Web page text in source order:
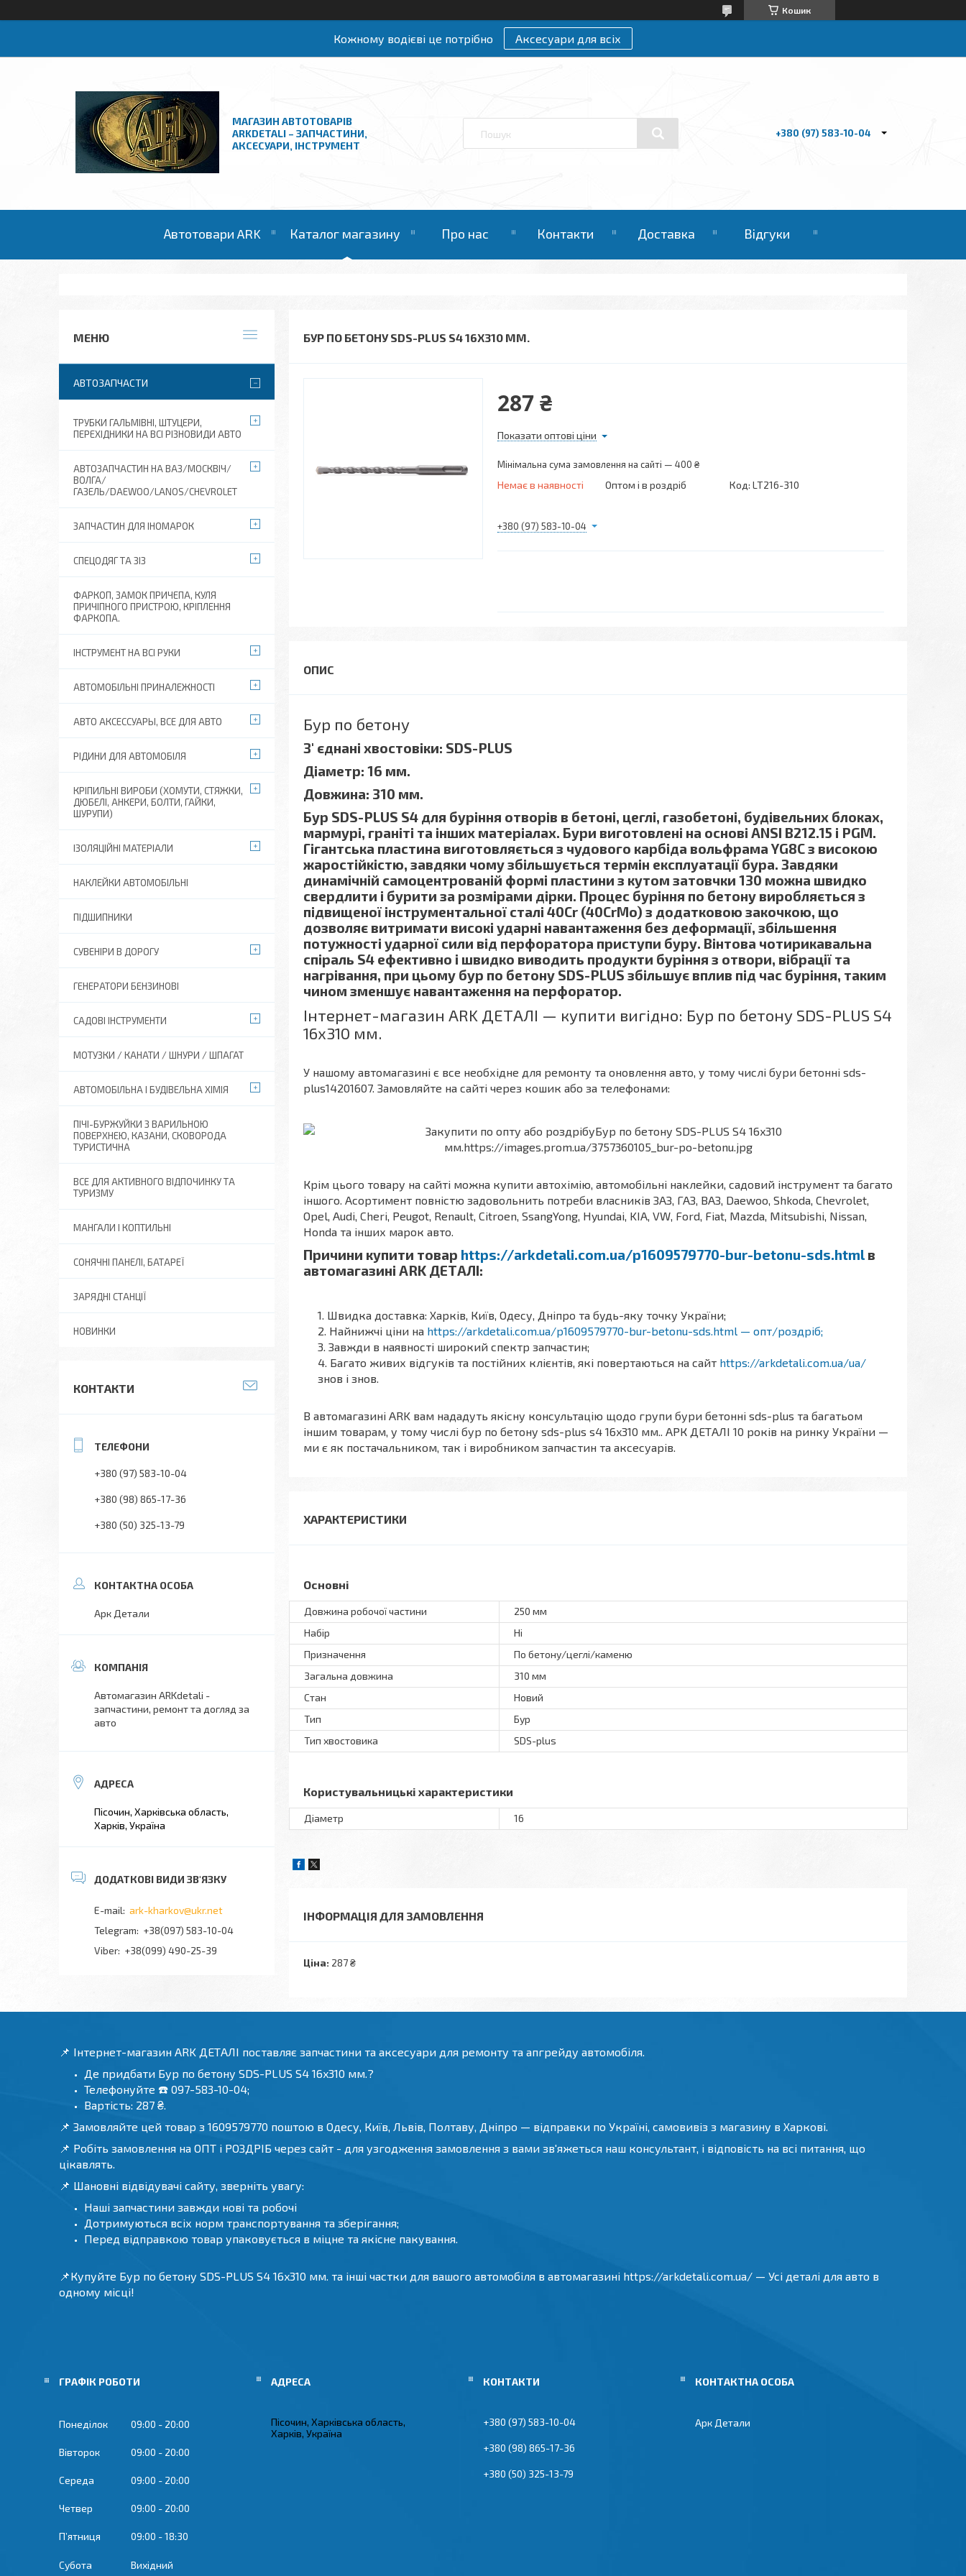
Кошик
Кожному водієві це потрібно Аксесуари для всіх
МАГАЗИН АВТОТОВАРІВ
ARKDETALI – ЗАПЧАСТИНИ,
АКСЕСУАРИ, ІНСТРУМЕНТ
+380 (97) 583-10-04
Автотовари ARK Каталог магазину Про нас Контакти Доставка Відгуки
БУР ПО БЕТОНУ SDS-PLUS S4 16X310 ММ.
287 ₴
Показати оптові ціни
Мінімальна сума замовлення на сайті — 400 ₴
Немає в наявності Оптом і в роздріб Код: LT216-310
+380 (97) 583-10-04
Бур по бетону
З' єднані хвостовіки: SDS-PLUS
Діаметр: 16 мм.
Довжина: 310 мм.
Бур SDS-PLUS S4 для буріння отворів в бетоні, цеглі, газобетоні, будівельних блоках,
мармурі, граніті та інших матеріалах. Бури виготовлені на основі ANSI B212.15 і PGM.
Гігантська пластина виготовляється з чудового карбіда вольфрама YG8C з високою
жаростійкістю, завдяки чому збільшується термін експлуатації бура. Завдяки
динамічній самоцентрованій формі пластини з кутом затовчки 130 можна швидко
свердлити і бурити за розмірами дірки. Процес буріння по бетону виробляється з
підвищеної інструментальної сталі 40Cr (40CrMo) з додатковою закочкою, що
дозволяє витримати високі ударні навантаження без деформації, збільшення
потужності ударної сили від перфоратора приступи буру. Вінтова чотирикавальна
спіраль S4 ефективно і швидко виводить продукти буріння з отвори, вібрації та
нагрівання, при цьому бур по бетону SDS-PLUS збільшує вплив під час буріння, таким
чином зменшує навантаження на перфоратор.
Інтернет-магазин ARK ДЕТАЛІ — купити вигідно: Бур по бетону SDS-PLUS S4
16x310 мм.
У нашому автомагазині є все необхідне для ремонту та оновлення авто, у тому числі бури бетонні sds-
plus14201607. Замовляйте на сайті через кошик або за телефонами:
Крім цього товару на сайті можна купити автохімію, автомобільні наклейки, садовий інструмент та багато
іншого. Асортимент повністю задовольнить потреби власників ЗАЗ, ГАЗ, ВАЗ, Daewoo, Shkoda, Chevrolet,
Opel, Audi, Cheri, Peugot, Renault, Citroen, SsangYong, Hyundai, KIA, VW, Ford, Fiat, Mazda, Mitsubishi, Nissan,
Honda та інших марок авто.
Причини купити товар https://arkdetali.com.ua/p1609579770-bur-betonu-sds.htmlв
автомагазині ARK ДЕТАЛІ:
Швидка доставка: Харків, Київ, Одесу, Дніпро та будь-яку точку України;
Найнижчі ціни на https://arkdetali.com.ua/p1609579770-bur-betonu-sds.html — опт/роздріб;
Завжди в наявності широкий спектр запчастин;
Багато живих відгуків та постійних клієнтів, які повертаються на сайт https://arkdetali.com.ua/ua/
знов і знов.
В автомагазині ARK вам нададуть якісну консультацію щодо групи бури бетонні sds-plus та багатьом
іншим товарам, у тому числі бур по бетону sds-plus s4 16x310 мм.. АРК ДЕТАЛІ 10 років на ринку України —
ми є як постачальником, так і виробником запчастин та аксесуарів.
ХАРАКТЕРИСТИКИ
Основні
Довжина робочої частини
250 мм
Набір
Ні
Призначення
По бетону/цеглі/каменю
Загальна довжина
310 мм
Стан
Новий
Тип
Бур
Тип хвостовика
SDS-plus
Користувальницькі характеристики
Діаметр 16
ІНФОРМАЦІЯ ДЛЯ ЗАМОВЛЕННЯ
Ціна: 287 ₴
АВТОЗАПЧАСТИ
ТРУБКИ ГАЛЬМІВНІ, ШТУЦЕРИ,
ПЕРЕХІДНИКИ НА ВСІ РІЗНОВИДИ АВТО
АВТОЗАПЧАСТИН НА ВАЗ/МОСКВІЧ/
ВОЛГА/
ГАЗЕЛЬ/DAEWOO/LANOS/CHEVROLET
ЗАПЧАСТИН ДЛЯ ІНОМАРОК
СПЕЦОДЯГ ТА ЗІЗ
ФАРКОП, ЗАМОК ПРИЧЕПА, КУЛЯ
ПРИЧІПНОГО ПРИСТРОЮ, КРІПЛЕННЯ
ФАРКОПА.
ІНСТРУМЕНТ НА ВСІ РУКИ
АВТОМОБІЛЬНІ ПРИНАЛЕЖНОСТІ
АВТО АКСЕССУАРЫ, ВСЕ ДЛЯ АВТО
РІДИНИ ДЛЯ АВТОМОБІЛЯ
КРІПИЛЬНІ ВИРОБИ (ХОМУТИ, СТЯЖКИ,
ДЮБЕЛІ, АНКЕРИ, БОЛТИ, ГАЙКИ,
ШУРУПИ)
ІЗОЛЯЦІЙНІ МАТЕРІАЛИ
НАКЛЕЙКИ АВТОМОБІЛЬНІ
ПІДШИПНИКИ
СУВЕНІРИ В ДОРОГУ
ГЕНЕРАТОРИ БЕНЗИНОВІ
САДОВІ ІНСТРУМЕНТИ
МОТУЗКИ / КАНАТИ / ШНУРИ / ШПАГАТ
АВТОМОБІЛЬНА І БУДІВЕЛЬНА ХІМІЯ
ПІЧІ-БУРЖУЙКИ З ВАРИЛЬНОЮ
ПОВЕРХНЕЮ, КАЗАНИ, СКОВОРОДА
ТУРИСТИЧНА
ВСЕ ДЛЯ АКТИВНОГО ВІДПОЧИНКУ ТА
ТУРИЗМУ
МАНГАЛИ І КОПТИЛЬНІ
СОНЯЧНІ ПАНЕЛІ, БАТАРЕЇ
ЗАРЯДНІ СТАНЦІЇ
НОВИНКИ
КОНТАКТИ
+380 (97) 583-10-04
+380 (98) 865-17-36
+380 (50) 325-13-79
Арк Детали
Автомагазин ARKdetali -
запчастини, ремонт та догляд за
авто
Пісочин, Харківська область,
Харків, Україна
ark-kharkov@ukr.net
+38(097) 583-10-04
+38(099) 490-25-39
📌 Інтернет-магазин ARK ДЕТАЛІ поставляє запчастини та аксесуари для ремонту та апгрейду автомобіля.
Де придбати Бур по бетону SDS-PLUS S4 16x310 мм.?
Телефонуйте ☎️ 097-583-10-04;
Вартість: 287 ₴.
📌 Замовляйте цей товар з 1609579770 поштою в Одесу, Київ, Львів, Полтаву, Дніпро — відправки по Україні, самовивіз з магазину в Харкові.
📌 Робіть замовлення на ОПТ і РОЗДРІБ через сайт - для узгодження замовлення з вами зв'яжеться наш консультант, і відповість на всі питання, що
цікавлять.
📌 Шановні відвідувачі сайту, зверніть увагу:
Наші запчастини завжди нові та робочі
Дотримуються всіх норм транспортування та зберігання;
Перед відправкою товар упаковується в міцне та якісне пакування.
📌Купуйте Бур по бетону SDS-PLUS S4 16x310 мм. та інші частки для вашого автомобіля в автомагазині https://arkdetali.com.ua/ — Усі деталі для авто в
одному місці!
ГРАФІК РОБОТИ
Понеділок 09:00 20:00
Вівторок 09:00 20:00
Середа 09:00 20:00
Четвер 09:00 20:00
Пʼятниця 09:00 18:30
Субота Вихідний
Пісочин, Харківська область,
Харків, Україна
+380 (97) 583-10-04
+380 (98) 865-17-36
+380 (50) 325-13-79
Арк Детали